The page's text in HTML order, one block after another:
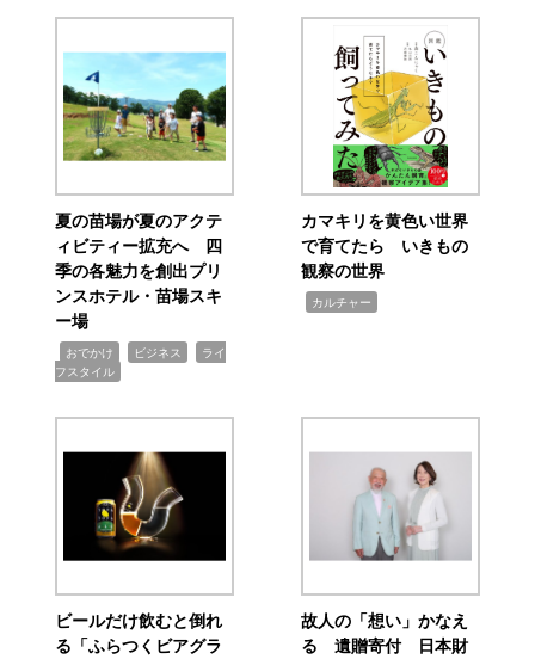
夏の苗場が夏のアクテ
ィビティー拡充へ 四
季の各魅力を創出プリ
ンスホテル・苗場スキ
ー場
おでかけ ビジネス
ライ
フスタイル
カマキリを黄色い世界
で育てたら いきもの
観察の世界
カルチャー
ビールだけ飲むと倒れ
る「ふらつくビアグラ
故人の「想い」かなえ
る 遺贈寄付 日本財